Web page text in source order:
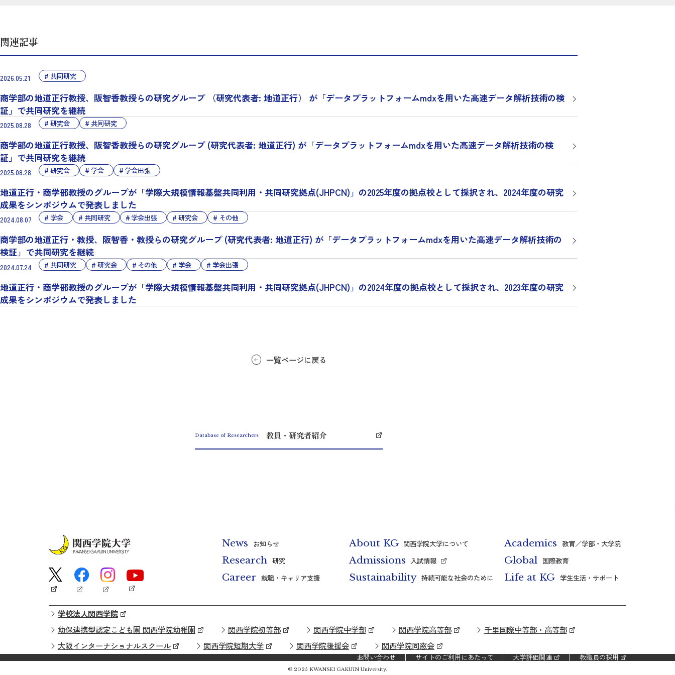
関連記事
2026.05.21 共同研究
商学部の地道正行教授、阪智香教授らの研究グループ （研究代表者: 地道正行） が「データプラットフォームmdxを用いた高速データ解析技術の検
証」で共同研究を継続
2025.08.28 研究会 共同研究
商学部の地道正行教授、阪智香教授らの研究グループ (研究代表者: 地道正行) が「データプラットフォームmdxを用いた高速データ解析技術の検
証」で共同研究を継続
2025.08.28 研究会 学会 学会出張
地道正行・商学部教授のグループが「学際大規模情報基盤共同利用・共同研究拠点(JHPCN)」の2025年度の拠点校として採択され、2024年度の研究
成果をシンポジウムで発表しました
2024.08.07 学会 共同研究 学会出張 研究会 その他
商学部の地道正行・教授、阪智香・教授らの研究グループ (研究代表者: 地道正行) が「データプラットフォームmdxを用いた高速データ解析技術の
検証」で共同研究を継続
2024.07.24 共同研究 研究会 その他 学会 学会出張
地道正行・商学部教授のグループが「学際大規模情報基盤共同利用・共同研究拠点(JHPCN)」の2024年度の拠点校として採択され、2023年度の研究
成果をシンポジウムで発表しました
一覧ページに戻る
Database of Researchers 教員・研究者紹介
News お知らせ About KG 関西学院大学について Academics 教育／学部・大学院
Research 研究 Admissions 入試情報 Global 国際教育
Career 就職・キャリア支援 Sustainability 持続可能な社会のために Life at KG 学生生活・サポート
学校法人関西学院
幼保連携型認定こども園 関西学院幼稚園
関西学院初等部 関西学院中学部 関西学院高等部
千里国際中等部・高等部
大阪インターナショナルスクール
関西学院短期大学 関西学院後援会 関西学院同窓会
お問い合わせ サイトのご利用にあたって 大学評価関連 教職員の採用
© 2025 KWANSEI GAKUIN University.